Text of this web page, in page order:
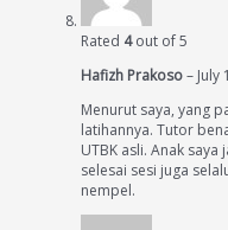
Rated 4out of 5
Hafizh Prakoso– July
Menurut saya, yang
latihannya. Tutor
UTBK asli. Anak
selesai sesi juga
nempel.